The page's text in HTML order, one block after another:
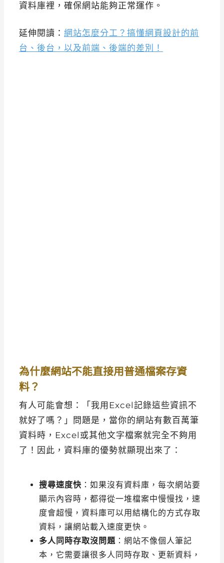
資料庫裡，確保網站能夠正常運作。
延伸閱讀： 網站怎麼分工？搞懂網頁設計的前
台、後台，以及前端、後端的差別！
為什麼網站不能直接用普通檔案存資
料？
有人可能會想：「我用Excel記錄這些資訊不
就好了嗎？」問題是，當你的網站有數百萬筆
資料時，Excel或其他文字檔案就完全不夠用
了！因此，資料庫的優勢就顯現出來了：
搜尋速度快 ：如果沒有資料庫，每次網站要
顯示內容時，都得從一堆檔案中慢慢找，速
度會超慢，資料庫可以用結構化的方式存取
資料，讓網站載入速度更快。
多人同時存取沒問題 ：網站不像個人筆記
本，它需要讓很多人同時存取、更新資料，